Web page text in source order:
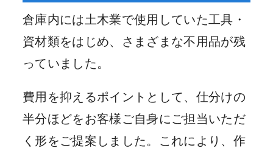
倉庫内には土木業で使用していた工具・
資材類をはじめ、さまざまな不用品が残
っていました。
費用を抑えるポイントとして、仕分けの
半分ほどをお客様ご自身にご担当いただ
く形をご提案しました。これにより、作